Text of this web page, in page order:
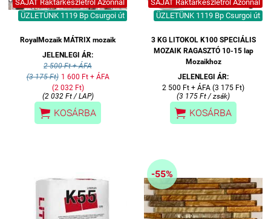
SAJÁT Raktárkészletről Azonnal
ÜZLETÜNK 1119 Bp Csurgoi út
RoyalMozaik MÁTRIX mozaik
JELENLEGI ÁR:
2 500 Ft + ÁFA
(3 175 Ft) 1 600 Ft + ÁFA
(2 032 Ft)
(2 032 Ft / LAP)
 KOSÁRBA
SAJÁT Raktárkészletről Azonnal
ÜZLETÜNK 1119 Bp Csurgoi út
3 KG LITOKOL K100 SPECIÁLIS
MOZAIK RAGASZTÓ 10-15 lap
Mozaikhoz
JELENLEGI ÁR:
2 500 Ft + ÁFA (3 175 Ft)
(3 175 Ft / zsák)
 KOSÁRBA
-55%